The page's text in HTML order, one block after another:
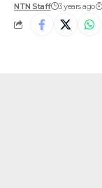
NTN Staff 3 years ago